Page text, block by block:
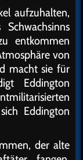
aufzuhalten,
entkommen
von
macht sie für
Eddington
Eddington
der alte